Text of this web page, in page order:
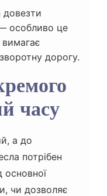
довезти
— особливо це
дорогу.
часу
а до
потрібен
основної
чи дозволяє